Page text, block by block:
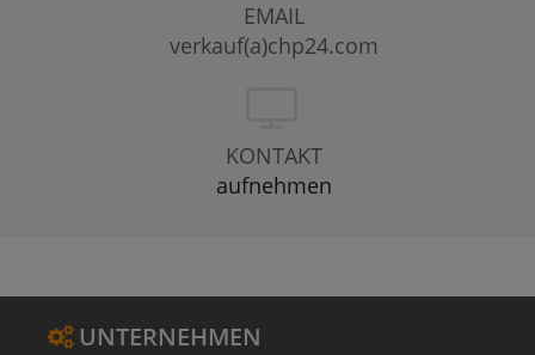
EMAIL
verkauf(a)chp24.com
KONTAKT
aufnehmen
UNTERNEHMEN